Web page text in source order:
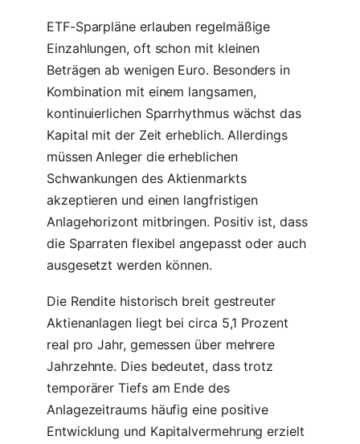
ETF-Sparpläne erlauben regelmäßige
Einzahlungen, oft schon mit kleinen
Beträgen ab wenigen Euro. Besonders in
Kombination mit einem langsamen,
kontinuierlichen Sparrhythmus wächst das
Kapital mit der Zeit erheblich. Allerdings
müssen Anleger die erheblichen
Schwankungen des Aktienmarkts
akzeptieren und einen langfristigen
Anlagehorizont mitbringen. Positiv ist, dass
die Sparraten flexibel angepasst oder auch
ausgesetzt werden können.
Die Rendite historisch breit gestreuter
Aktienanlagen liegt bei circa 5,1 Prozent
real pro Jahr, gemessen über mehrere
Jahrzehnte. Dies bedeutet, dass trotz
temporärer Tiefs am Ende des
Anlagezeitraums häufig eine positive
Entwicklung und Kapitalvermehrung erzielt